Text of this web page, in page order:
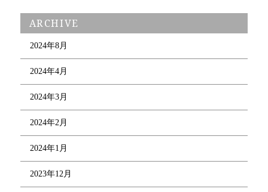
ARCHIVE
2024年8月
2024年4月
2024年3月
2024年2月
2024年1月
2023年12月